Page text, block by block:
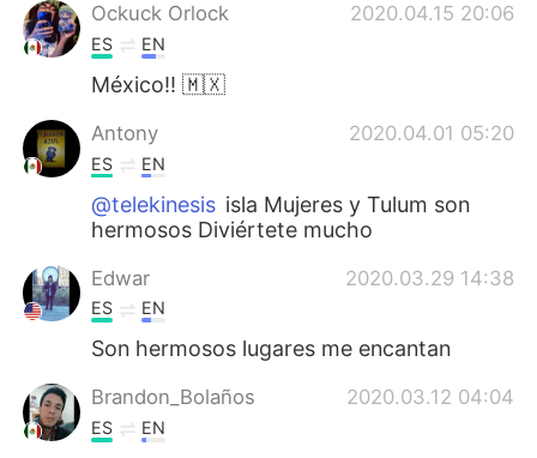
Ockuck Orlock 2020.04.15 20:06
ES EN
México!! 🇲🇽
Antony 2020.04.01 05:20
ES EN
@telekinesis isla Mujeres y Tulum son
hermosos Diviértete mucho
Edwar 2020.03.29 14:38
ES EN
Son hermosos lugares me encantan
Brandon_Bolaños 2020.03.12 04:04
ES EN